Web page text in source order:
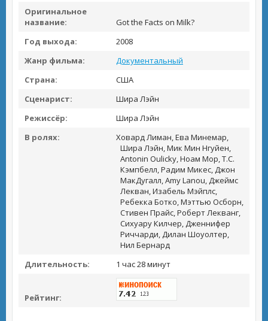
Оригинальное
название:
Got the Facts on Milk?
Год выхода:
2008
Жанр фильма:
Документальный
Страна:
США
Сценарист:
Шира Лэйн
Режиссёр:
Шира Лэйн
В ролях:
Ховард Лиман, Ева Минемар,
Шира Лэйн, Мик Мин Нгуйен,
Antonin Oulicky, Ноам Мор, Т.С.
Кэмпбелл, Радим Микес, Джон
МакДугалл, Amy Lanou, Джеймс
Лекван, Изабель Мэйплс,
Ребекка Ботко, Мэттью Осборн,
Стивен Прайс, Роберт Лекванг,
Сихуару Килчер, Дженнифер
Риччарди, Дилан Шоуолтер,
Нил Бернард
Длительность:
1 час 28 минут
Рейтинг: